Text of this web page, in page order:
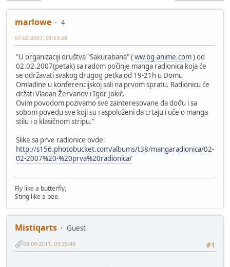
marlowe 4
07-02-2007, 01:53:28
"U organizaciji društva "Sakurabana" (ww.bg-anime.com) od
02.02.2007(petak) sa radom počinje manga radionica koja će
se održavati svakog drugog petka od 19-21h u Domu
Omladine u konferencijskoj sali na prvom spratu. Radionicu će
držati Vladan Žervanov i Igor Jokić.
Ovim povodom pozivamo sve zainteresovane da dođu i sa
sobom povedu sve koji su raspoloženi da crtaju i uče o manga
stilu i o klasičnom stripu."
Slike sa prve radionice ovde:
http://s156.photobucket.com/albums/t38/mangaradionica/02-
02-2007%20-%20prva%20radionica/
Fly like a butterfly,
Sting like a bee.
Mistiqarts
Guest
#1
03-09-2011, 03:25:43